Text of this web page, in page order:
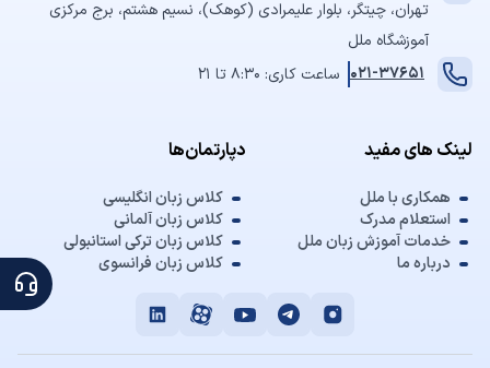
تهران، چیتگر، بلوار علیمرادی (کوهک)، نسیم هشتم، برج مرکزی
آموزشگاه ملل
021-37651 ساعت کاری: 8:30 تا 21
لینک های مفید
همکاری با ملل
استعلام مدرک
خدمات آموزش زبان ملل
درباره ما
دپارتمان‌ها
کلاس زبان انگلیسی
کلاس زبان آلمانی
کلاس زبان ترکی استانبولی
کلاس زبان فرانسوی